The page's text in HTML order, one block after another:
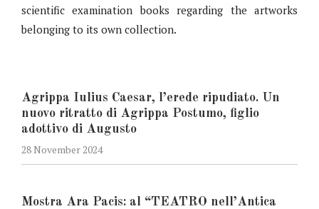
scientific examination books regarding the artworks
belonging to its own collection.
Agrippa Iulius Caesar, l’erede ripudiato. Un
nuovo ritratto di Agrippa Postumo, figlio
adottivo di Augusto
28 November 2024
Mostra Ara Pacis: al “TEATRO nell’Antica